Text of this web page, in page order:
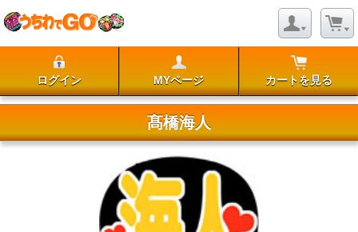
ログイン MYページ カートを見る
髙橋海人